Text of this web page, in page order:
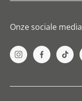
Onze sociale